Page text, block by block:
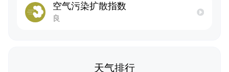
空气污染扩散指数
良
天气排行